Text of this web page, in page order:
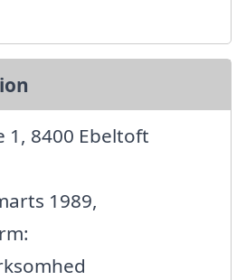
1, 8400 Ebeltoft
1989,